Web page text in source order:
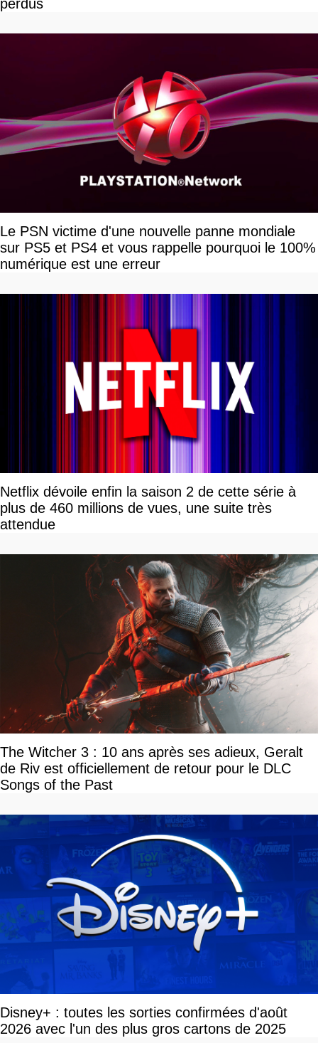
perdus
Le PSN victime d'une nouvelle panne mondiale
sur PS5 et PS4 et vous rappelle pourquoi le 100%
numérique est une erreur
Netflix dévoile enfin la saison 2 de cette série à
plus de 460 millions de vues, une suite très
attendue
The Witcher 3 : 10 ans après ses adieux, Geralt
de Riv est officiellement de retour pour le DLC
Songs of the Past
Disney+ : toutes les sorties confirmées d'août
2026 avec l'un des plus gros cartons de 2025